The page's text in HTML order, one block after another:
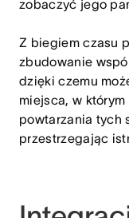
zobaczyć jego
Z biegiem czasu
zbudowanie
dzięki czemu
miejsca, w
powtarzania tych
przestrzegając